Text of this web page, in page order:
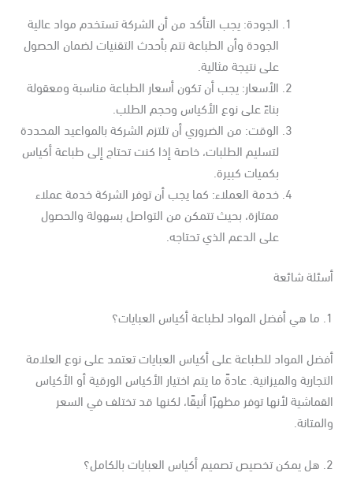
الجودة: يجب التأكد من أن الشركة تستخدم مواد عالية
الجودة وأن الطباعة تتم بأحدث التقنيات لضمان الحصول
على نتيجة مثالية.
الأسعار: يجب أن تكون أسعار الطباعة مناسبة ومعقولة
بناءً على نوع الأكياس وحجم الطلب.
الوقت: من الضروري أن تلتزم الشركة بالمواعيد المحددة
لتسليم الطلبات، خاصة إذا كنت تحتاج إلى طباعة أكياس
بكميات كبيرة.
خدمة العملاء: كما يجب أن توفر الشركة خدمة عملاء
ممتازة، بحيث تتمكن من التواصل بسهولة والحصول
على الدعم الذي تحتاجه.
شائعة
المواد للطباعة على أكياس العبايات تعتمد على نوع العلامة
والميزانية. عادةً ما يتم اختيار الأكياس الورقية أو الأكياس
لأنها توفر مظهرًا أنيقًا، لكنها قد تختلف في السعر